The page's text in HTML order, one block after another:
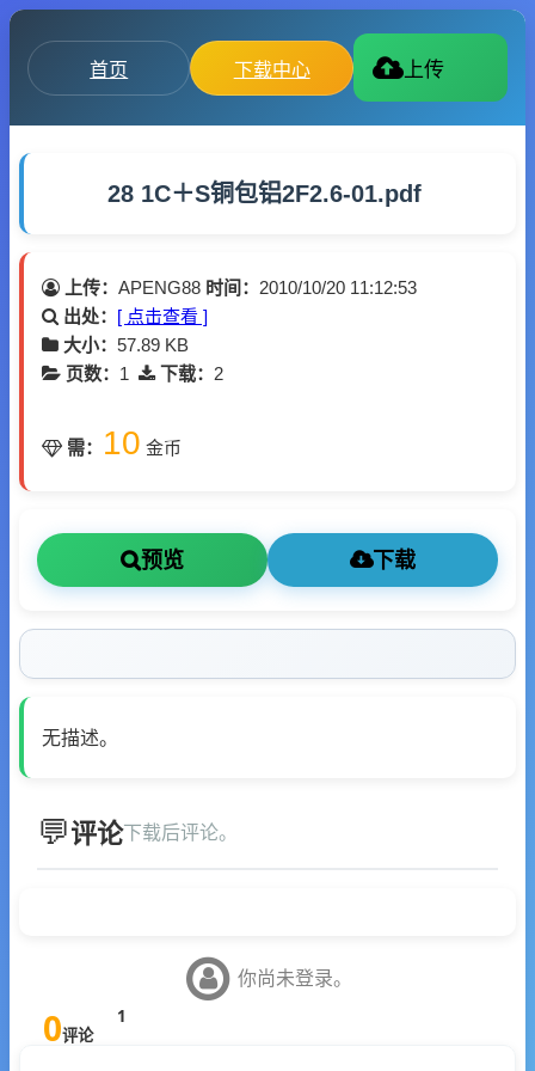
首页 下载中心 上传
28 1C＋S铜包铝2F2.6-01.pdf
上传： APENG88 时间： 2010/10/20 11:12:53
出处： [ 点击查看 ]
大小： 57.89 KB
页数： 1 下载： 2
需： 10 金币
预览 下载
无描述。
评论下载后评论。
你尚未登录。
0评论
1